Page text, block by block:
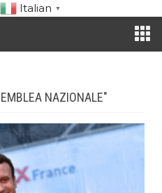
Italian ▼
NAZIONALE"